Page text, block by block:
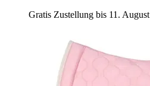
Gratis Zustellung bis 11. August